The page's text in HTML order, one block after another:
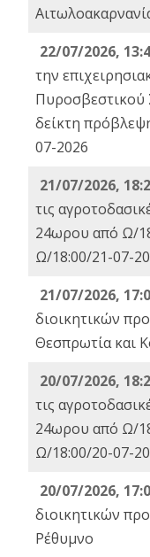
22/07/2026,
την
δείκτη
07-2026
21/07/2026,
τις
24ωρου από Ω/
Ω/18:00/21-07-
21/07/2026,
διοικητικών
Θεσπρωτία και
20/07/2026,
τις
24ωρου από Ω/
Ω/18:00/20-07-
20/07/2026,
διοικητικών
Ρέθυμνο